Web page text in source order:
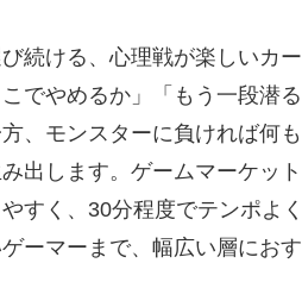
続ける、心理戦が楽しいカー
でやめるか」「もう一段潜る
、モンスターに負ければ何も
出します。ゲームマーケット
すく、30分程度でテンポよく
ーマーまで、幅広い層におす